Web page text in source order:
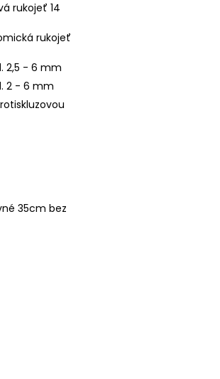
rukojeť 14
rukojeť
2,5 - 6 mm
2 - 6 mm
35cm bez